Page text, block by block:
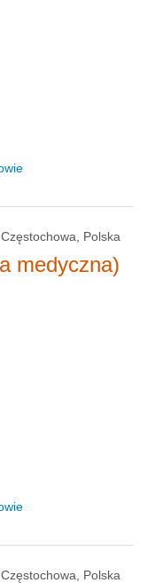
Częstochowa, Polska
medyczna)
Częstochowa, Polska